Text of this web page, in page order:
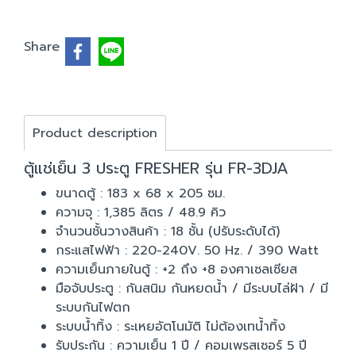
Share
Product description
ตู้แช่เย็น 3 ประตู FRESHER รุ่น FR-3DJA
ขนาดตู้ : 183 x 68 x 205 ซม.
ความจุ : 1,385 ลิตร / 48.9 คิว
จำนวนชั้นวางสินค้า : 18 ชั้น (ปรับระดับได้)
กระแสไฟฟ้า : 220-240V. 50 Hz. / 390 Watt
ความเย็นภายในตู้ : +2 ถึง +8 องศาเซลเซียส
มือจับประตู : กันสนิม กันหยดน้ำ / มีระบบไล่ฝ้า / มี
ระบบกันไฟตก
ระบบน้ำทิ้ง : ระเหยอัตโนมัติ ไม่ต้องเทน้ำทิ้ง
รับประกัน : ความเย็น 1 ปี / คอมเพรสเซอร์ 5 ปี